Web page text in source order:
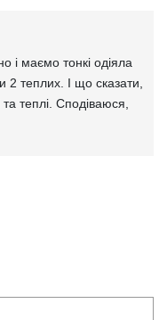
і маємо тонкі одіяла
2 теплих. І що сказати,
теплі. Сподіваюся,